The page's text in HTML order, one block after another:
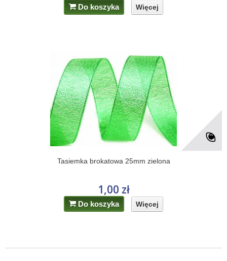
Do koszyka Więcej
Tasiemka brokatowa 25mm zielona
1,00 zł
Do koszyka Więcej